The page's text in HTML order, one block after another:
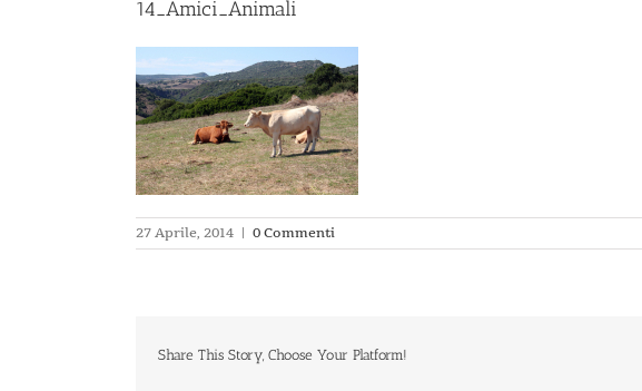
14_Amici_Animali
27 Aprile, 2014 | 0 Commenti
Share This Story, Choose Your Platform!